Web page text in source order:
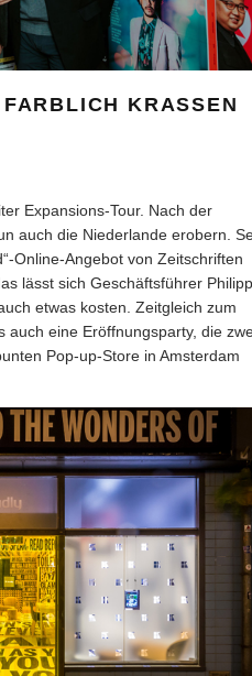
KRASSEN
Expansions-Tour. Nach der
auch die Niederlande erobern.
Online-Angebot von Zeitschriften
lässt sich Geschäftsführer Philipp
etwas kosten. Zeitgleich zum
auch eine Eröffnungsparty, die
Pop-up-Store in Amsterdam